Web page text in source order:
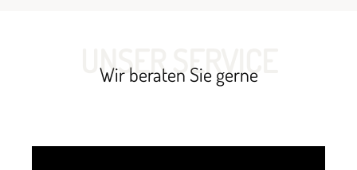
UNSER SERVICE
Wir beraten Sie gerne